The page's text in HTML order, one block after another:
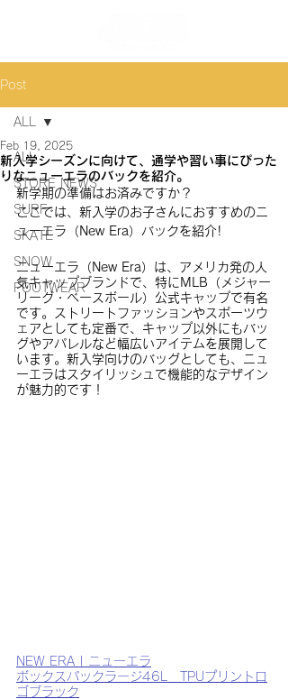
Post
ALL
STORE NEWS
SURF
SKATE
SNOW
FOOTWEAR
ALL
新入学シーズンに向けて、通学や習い事にぴった
りなニューエラのバックを紹介。
Feb 19, 2025
新学期の準備はお済みですか？
ここでは、新入学のお子さんにおすすめのニ
ューエラ（New Era）バックを紹介!
ニューエラ（New Era）は、アメリカ発の人
気キャップブランドで、特にMLB（メジャー
リーグ・ベースボール）公式キャップで有名
です。ストリートファッションやスポーツウ
ェアとしても定番で、キャップ以外にもバッ
グやアパレルなど幅広いアイテムを展開して
います。新入学向けのバッグとしても、ニュ
ーエラはスタイリッシュで機能的なデザイン
が魅力的です！
NEW ERA | ニューエラ
ボックスパックラージ46L　TPUプリントロ
ゴブラック